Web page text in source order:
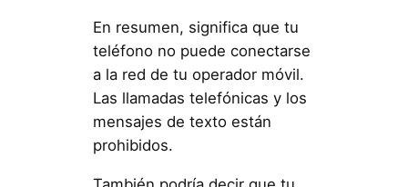
En resumen, significa que tu
teléfono no puede conectarse
a la red de tu operador móvil.
Las llamadas telefónicas y los
mensajes de texto están
prohibidos.